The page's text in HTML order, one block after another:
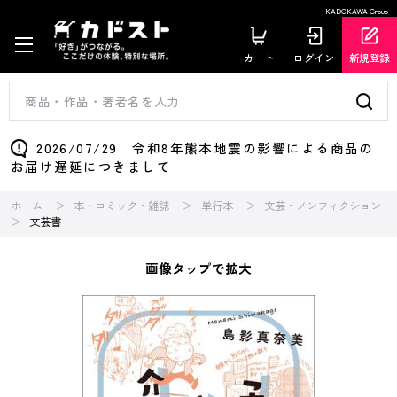
KADOKAWA Group
カート ログイン 新規登録
2026/07/29 令和8年熊本地震の影響による商品の
お届け遅延につきまして
ホーム 本・コミック・雑誌 単行本
文芸・ノンフィクション
文芸書
画像タップで拡大